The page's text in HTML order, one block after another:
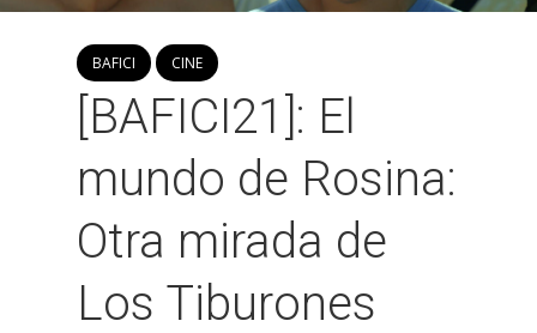
BAFICI CINE
[BAFICI21]: El
mundo de Rosina:
Otra mirada de
Los Tiburones